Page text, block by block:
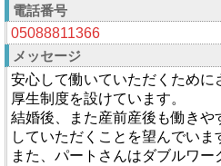
電話番号
05088811366
メッセージ
安心して働いていただくために
厚生制度を設けています。
結婚後、また産前産後も働きや
していただくことを望んでいま
また、パートさんはダブルワー